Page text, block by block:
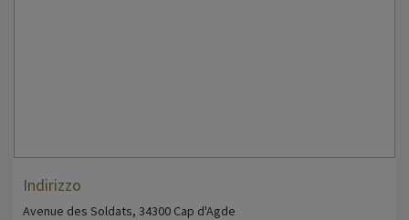
Indirizzo
Avenue des Soldats, 34300 Cap d'Agde